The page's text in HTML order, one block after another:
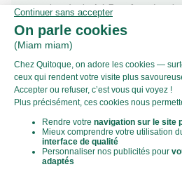
sont classés de A à E en fonction
favoriser (fibres, protéines, fruits,
et en aliments à limiter (énergie,
sel...).
Score calculé
Le Score Carbone
Qu’est-ce que le score carbone ?
C'est un logo qui vous permet de